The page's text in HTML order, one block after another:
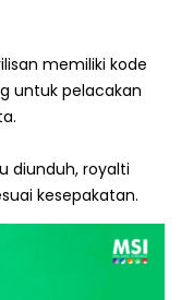
memiliki kode
untuk pelacakan
diunduh, royalti
kesepakatan.